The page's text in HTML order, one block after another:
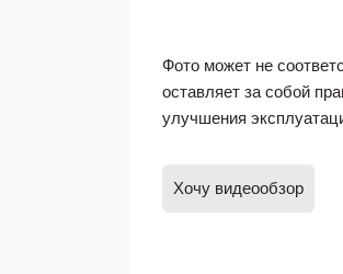
Фото может не
оставляет за собой
улучшения
Хочу видеообзор